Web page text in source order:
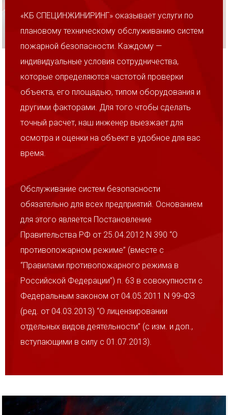
«КБ СПЕЦИНЖИНИРИНГ» оказывает услуги по
плановому техническому обслуживанию систем
пожарной безопасности. Каждому —
индивидуальные условия сотрудничества,
которые определяются частотой проверки
объекта, его площадью, типом оборудования и
другими факторами. Для того чтобы сделать
точный расчет, наш инженер выезжает для
осмотра и оценки на объект в удобное для вас
время.
Обслуживание систем безопасности
обязательно для всех предприятий. Основанием
для этого является Постановление
Правительства РФ от 25.04.2012 N 390 “О
противопожарном режиме” (вместе с
“Правилами противопожарного режима в
Российской Федерации”) п. 63 в совокупности с
Федеральным законом от 04.05.2011 N 99-ФЗ
(ред. от 04.03.2013) “О лицензировании
отдельных видов деятельности” (с изм. и доп.,
вступающими в силу с 01.07.2013).